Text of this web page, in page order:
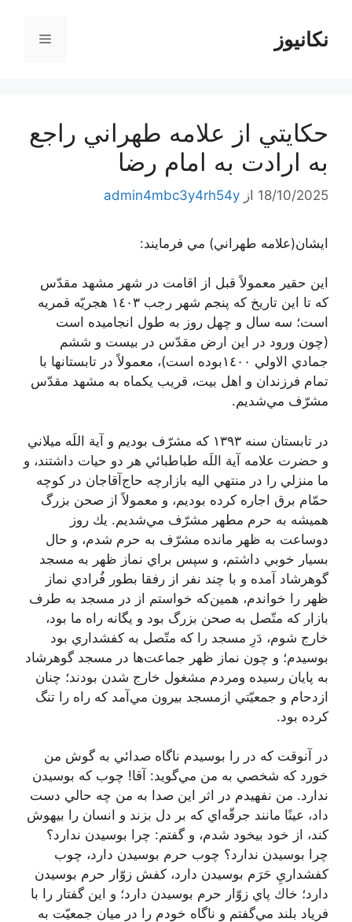
محتوانکانیوز فهرست
حكايتي از علامه طهراني راجع
به ارادت به امام رضا
18/10/2025 از admin4mbc3y4rh54y
ايشان(علامه طهراني) مي فرمايند:
اين حقير معمولاً قبل از اقامت در شهر مشهد مقدّس
كه تا اين تاريخ كه پنجم شهر رجب ١٤٠٣ هجريّه قمريه
است؛ سه سال و چهل روز به طول انجاميده است
(چون ورود در اين ارض مقدّس در بيست و ششم
جمادي الاولي ١٤٠٠بوده است)، معمولاً در تابستانها با
تمام فرزندان و اهل بيت، قريب يكماه به مشهد مقدّس
مشرّف مي‌شديم.
در تابستان سنه ١٣٩٣ كه مشرّف بوديم و آية اللَه ميلاني
و حضرت علامه آية اللَه طباطبائي هر دو حيات داشتند، و
ما منزلي را در منتهي اليه بازارچه حاج‌آقا‌جان در كوچه
حمّام برق اجاره كرده بوديم، و معمولاً از صحن بزرگ
هميشه به حرم مطهر مشرّف مي‌شديم. يك روز
دوساعت به ظهر مانده مشرّف به حرم شدم، و حال
بسيار خوبي داشتم، و سپس براي نماز ظهر به مسجد
گوهرشاد آمده و با چند نفر از رفقا بطور فُرادي نماز
ظهر را خواندم، همين‌كه خواستم از در مسجد به طرف
بازار كه متّصل به صحن بزرگ بود و يگانه راه ما بود،
خارج شوم، دَرِ مسجد را كه متّصل به كفشداري بود
بوسيدم؛ و چون نماز ظهر جماعت‌ها در مسجد گوهرشاد
به پايان رسيده ومردم مشغول خارج شدن بودند؛ چنان
ازدحام و جمعيّتي ازمسجد بيرون مي‌آمد كه راه را تنگ
كرده بود.
در آنوقت كه در را بوسيدم ناگاه صدائي به گوش من
خورد كه شخصي به من مي‌گويد: آقا! چوب كه بوسيدن
ندارد. من نفهيدم در اثر اين صدا به من چه حالي دست
داد، عينًا مانند جرقّه‌اي كه بر دل بزند و انسان را بيهوش
كند، از خود بيخود شدم، و گفتم: چرا بوسيدن ندارد؟
چرا بوسيدن ندارد؟ چوب حرم بوسيدن دارد، چوب
كفشداريِ حَرَم بوسيدن دارد، كفش زوّار حرم بوسيدن
دارد؛ خاك پاي زوّار حرم بوسيدن دارد؛ و اين گفتار را با
فرياد بلند مي‌گفتم و ناگاه خودم را در ميان جمعيّت به